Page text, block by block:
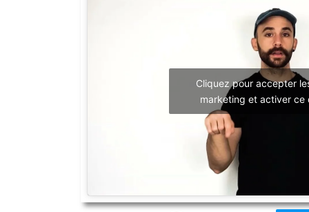
Cliquez pour accepter
marketing et activer ce